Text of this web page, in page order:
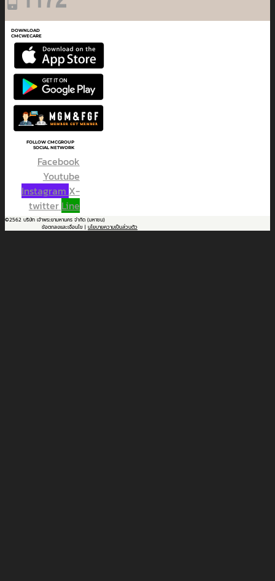
DOWNLOAD
CMCWECARE
FOLLOW CMCGROUP
SOCIAL NETWORK
Facebook
Youtube
Instagram X-
twitter Line
©2562 บริษัท เจ้าพระยามหานคร จำกัด (มหาชน)
ข้อตกลงและเงื่อนไข | นโยบายความเป็นส่วนตัว